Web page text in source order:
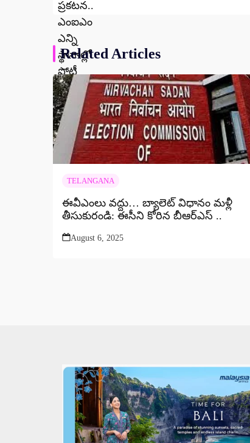
Related Articles
TELANGANA
ఈవీఎంలు వద్దు… బ్యాలెట్ విధానం మళ్లీ
తీసుకురండి: ఈసీని కోరిన బీఆర్ఎస్ ..
August 6, 2025